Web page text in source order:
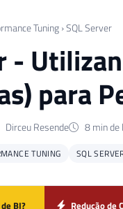
Tuning ›SQL Server
-
para
Dirceu Resende 8 min de
TUNING SQL
BI? Redução de